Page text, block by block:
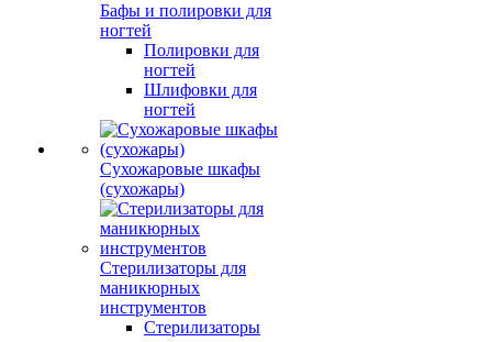
Бафы и полировки для
ногтей
Полировки для
ногтей
Шлифовки для
ногтей
Сухожаровые шкафы
(сухожары)
Стерилизаторы для
маникюрных
инструментов
Стерилизаторы